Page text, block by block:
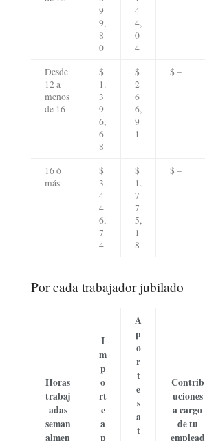
9
9,
8
0
4
4,
0
4
Desde
12 a
menos
de 16
$
1.
3
9
6,
6
8
$
2
6
6,
9
1
$ –
16 ó
más
$
3.
4
4
6,
7
4
$
1.
7
7
5,
1
8
$ –
Por cada trabajador jubilado
Horas
trabaj
adas
seman
almen
I
m
p
o
rt
e
a
p
A
p
o
r
t
e
s
a
t
Contrib
uciones
a cargo
de tu
emplead